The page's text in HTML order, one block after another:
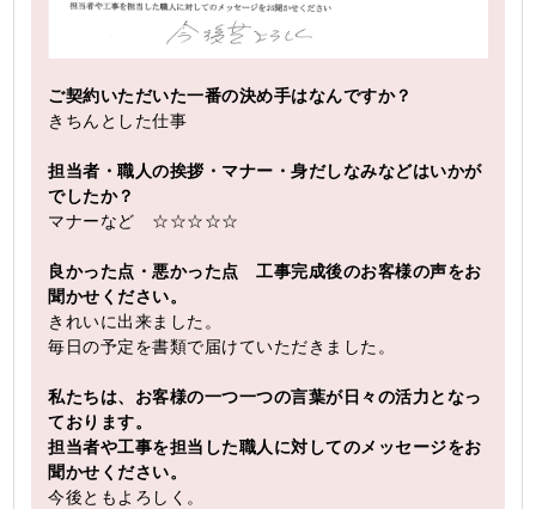
ご契約いただいた一番の決め手はなんですか？
きちんとした仕事
担当者・職人の挨拶・マナー・身だしなみなどはいかが
でしたか？
マナーなど ☆☆☆☆☆
良かった点・悪かった点 工事完成後のお客様の声をお
聞かせください。
きれいに出来ました。
毎日の予定を書類で届けていただきました。
私たちは、お客様の一つ一つの言葉が日々の活力となっ
ております。
担当者や工事を担当した職人に対してのメッセージをお
聞かせください。
今後ともよろしく。